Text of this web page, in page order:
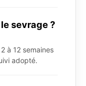
sevrage ?
à 12 semaines
adopté.